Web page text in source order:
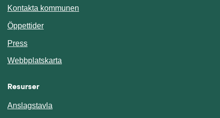
Kontakta kommunen
Öppettider
Press
Webbplatskarta
Resurser
Anslagstavla